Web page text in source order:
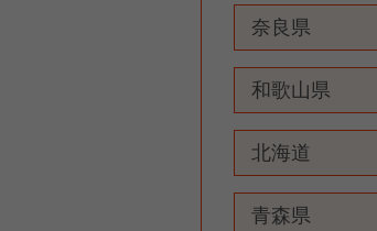
奈良県
和歌山県
北海道
青森県